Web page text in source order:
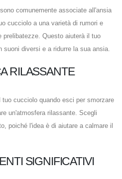
comunemente associate all'ansia
cucciolo a una varietà di rumori e
prelibatezze. Questo aiuterà il tuo
diversi e a ridurre la sua ansia.
RILASSANTE
cucciolo quando esci per smorzare
un'atmosfera rilassante. Scegli
poiché l'idea è di aiutare a calmare il
SIGNIFICATIVI